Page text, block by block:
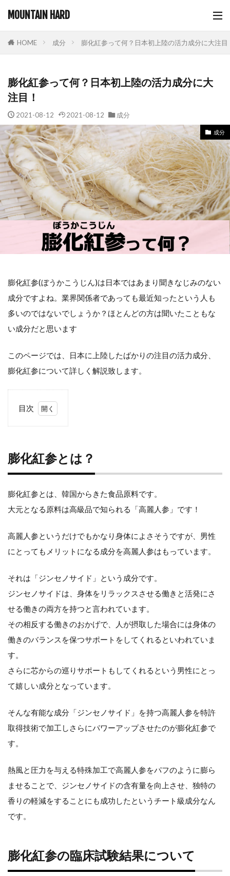
MOUNTAIN HARD
HOME 成分 膨化紅参って何？日本初上陸の活力成分に大注目
膨化紅参って何？日本初上陸の活力成分に大
注目！
2021-08-12 2021-08-12 成分
成分
膨化紅参(ぼうかこうじん)は日本ではあまり聞きなじみのない
成分ですよね。業界関係者であっても最近知ったという人も
多いのではないでしょうか？ほとんどの方は聞いたこともな
い成分だと思います
このページでは、日本に上陸したばかりの注目の活力成分、
膨化紅参について詳しく解説致します。
目次
膨化
と
は？
膨
化
紅
参
の
臨
床
試
験
果
い
て
化
紅
膨化紅参とは？
膨化紅参とは、韓国からきた食品原料です。
大元となる原料は高級品で知られる「高麗人参」です！
高麗人参というだけでもかなり身体によさそうですが、男性
にとってもメリットになる成分を高麗人参はもっています。
それは「ジンセノサイド」という成分です。
ジンセノサイドは、身体をリラックスさせる働きと活発にさ
せる働きの両方を持つと言われています。
その相反する働きのおかげで、人が摂取した場合には身体の
働きのバランスを保つサポートをしてくれるといわれていま
す。
さらに芯からの巡りサポートもしてくれるという男性にとっ
て嬉しい成分となっています。
そんな有能な成分「ジンセノサイド」を持つ高麗人参を特許
取得技術で加工しさらにパワーアップさせたのが膨化紅参で
す。
熱風と圧力を与える特殊加工で高麗人参をパフのように膨ら
ませることで、ジンセノサイドの含有量を向上させ、独特の
香りの軽減をすることにも成功したというチート級成分なん
です。
膨化紅参の臨床試験結果について